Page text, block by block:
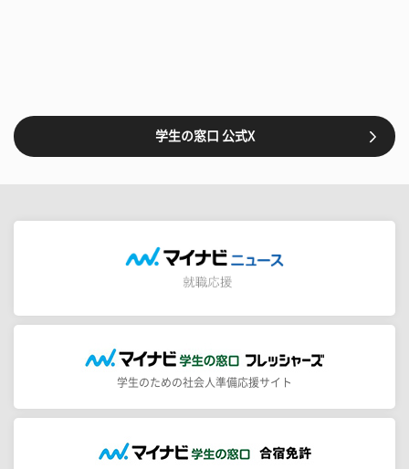
学生の窓口 公式X
学生のための社会人準備応援サイト